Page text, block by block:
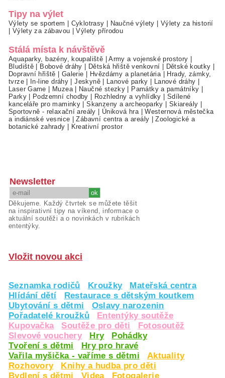
Tipy na výlet
Výlety se sportem Cyklotrasy Naučné výlety
Výlety za historií
Výlety za zábavou |Výlety přírodou
Stálá místa k návštěvě
Aquaparky, bazény, koupaliště |Army a vojenské prostory
Bludiště
Bobové dráhy Dětská hřiště venkovní Dětské koutky
Dopravní hřiště
Galerie Hvězdárny a planetária|
Hrady, zámky,
tvrze| In-line dráhy |Jeskyně| Lanové parky Lanové dráhy
Laser Game
Muzea| Naučné stezky Památky a památníky
Parky| Podzemní chodby Rozhledny a vyhlídky
Sdílené
kanceláře pro maminky |Skanzeny a archeoparky Skiareály
Sportovně - relaxační areály
Úniková hra|Westernová městečka
a indiánské vesnice |Zábavní centra a areály |Zoologické a
botanické zahrady
Kreativní prostor
Newsletter
Děkujeme. Každý čtvrtek se můžete těšit
na inspirativní tipy na víkend, informace o
aktuální soutěži a o novinkách v rubrikách
ententýky.
Vložit novou akci
Seznamka rodičů Kroužky
Mateřská centra
Hlídání dětí
Restaurace s dětským koutkem
Ubytování s dětmi
Oslavy narozenin
Pořadatelé kroužků
Ententýky soutěže
Kupovačka
Soutěže pro děti
Fotosoutěž
Slevové vouchery
Hry
Pohádky
Tvoření s dětmi
Hry pro hravé
Vařila myšička - vaříme s dětmi
Aktuality
Rozhovory
Knihy a hudba pro děti
Bydlení s dětmi
Videa Fotogalerie